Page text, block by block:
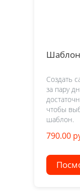
Шаблон
Создать
за пару
чтобы
шаблон.
790.00